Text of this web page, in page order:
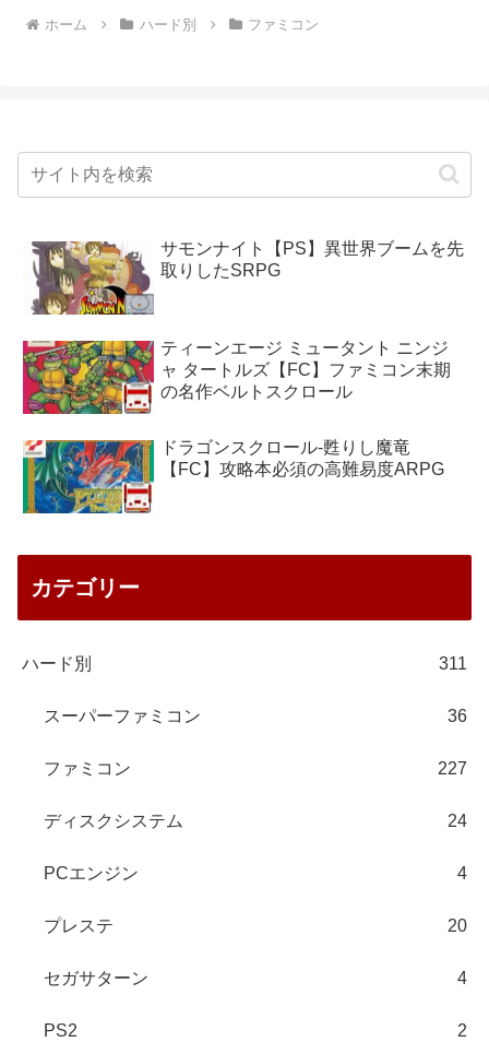
ホーム ハード別 ファミコン
サモンナイト【PS】異世界ブームを先
取りしたSRPG
ティーンエージ ミュータント ニンジ
ャ タートルズ【FC】ファミコン末期
の名作ベルトスクロール
ドラゴンスクロール-甦りし魔竜
【FC】攻略本必須の高難易度ARPG
カテゴリー
ハード別 311
スーパーファミコン 36
ファミコン 227
ディスクシステム 24
PCエンジン 4
プレステ 20
セガサターン 4
PS2 2